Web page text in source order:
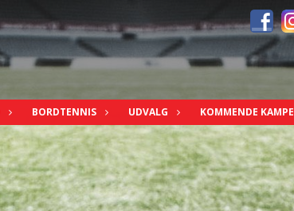
BORDTENNIS UDVALG KOMMENDE KAMPE